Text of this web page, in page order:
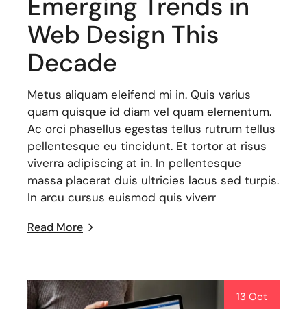
Emerging Trends in
Web Design This
Decade
Metus aliquam eleifend mi in. Quis varius
quam quisque id diam vel quam elementum.
Ac orci phasellus egestas tellus rutrum tellus
pellentesque eu tincidunt. Et tortor at risus
viverra adipiscing at in. In pellentesque
massa placerat duis ultricies lacus sed turpis.
In arcu cursus euismod quis viverr
Read More
13 Oct